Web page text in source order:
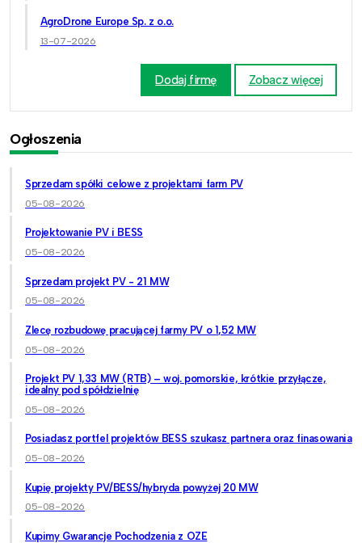
AgroDrone Europe Sp. z o.o.
13-07-2026
Dodaj firmę Zobacz więcej
Ogłoszenia
Sprzedam spółki celowe z projektami farm PV
05-08-2026
Projektowanie PV i BESS
05-08-2026
Sprzedam projekt PV - 21 MW
05-08-2026
Zlecę rozbudowę pracującej farmy PV o 1,52 MW
05-08-2026
Projekt PV 1,33 MW (RTB) – woj. pomorskie, krótkie przyłącze,
idealny pod spółdzielnię
05-08-2026
Posiadasz portfel projektów BESS szukasz partnera oraz finasowania
05-08-2026
Kupię projekty PV/BESS/hybryda powyżej 20 MW
05-08-2026
Kupimy Gwarancje Pochodzenia z OZE